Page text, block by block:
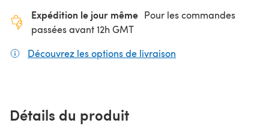
Expédition le jour même Pour les commandes
passées avant 12h GMT
Découvrez les options de livraison
Détails du produit